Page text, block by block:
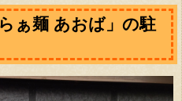
ぁ麺 あおば」の駐